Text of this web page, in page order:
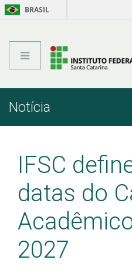
BRASIL
NotíciaInício
IFSC
datas do
2027